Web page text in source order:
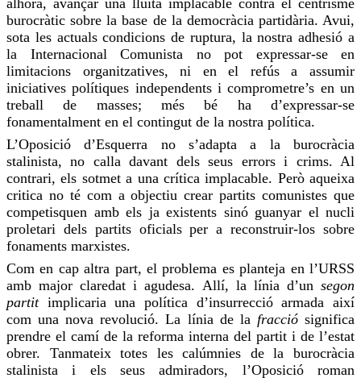
alhora, avançar una lluita implacable contra el centrisme
burocràtic sobre la base de la democràcia partidària. Avui,
sota les actuals condicions de ruptura, la nostra adhesió a
la Internacional Comunista no pot expressar-se en
limitacions organitzatives, ni en el refús a assumir
iniciatives polítiques independents i comprometre’s en un
treball de masses; més bé ha d’expressar-se
fonamentalment en el contingut de la nostra política.
L’Oposició d’Esquerra no s’adapta a la burocràcia
stalinista, no calla davant dels seus errors i crims. Al
contrari, els sotmet a una crítica implacable. Però aqueixa
critica no té com a objectiu crear partits comunistes que
competisquen amb els ja existents sinó guanyar el nucli
proletari dels partits oficials per a reconstruir-los sobre
fonaments marxistes.
Com en cap altra part, el problema es planteja en l’URSS
amb major claredat i agudesa. Allí, la línia d’un segon
partitimplicaria una política d’insurrecció armada així
com una nova revolució. La línia de la fracciósignifica
prendre el camí de la reforma interna del partit i de l’estat
obrer. Tanmateix totes les calúmnies de la burocràcia
stalinista i els seus admiradors, l’Oposició roman